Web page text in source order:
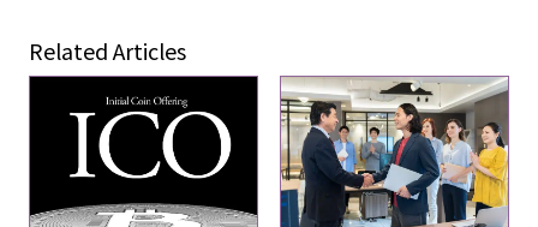
Related Articles